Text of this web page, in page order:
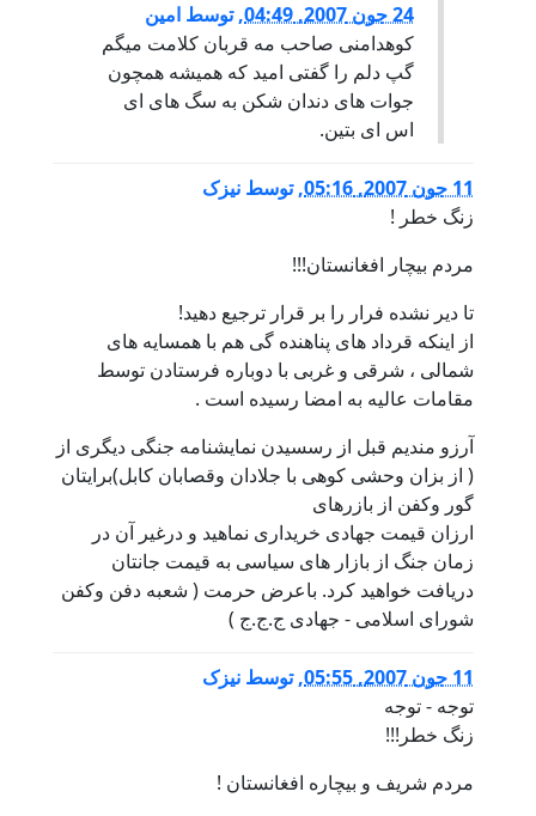
24 جون 2007, 04:49 ,توسط امین
کوهدامنی صاحب مه قربان کلامت میگم
گپ دلم را گفتی امید که همیشه همچون
جوات های دندان شکن به سگ های ای
اس ای بتین.
11 جون 2007, 05:16 ,توسط نيزک
زنگ خطر !
مردم بيچار افغانستان!!!
تا دير نشده فرار را بر قرار ترجيع دهيد!
از اينکه قرداد هاى پناهنده گى هم با همسايه هاى
شمالى ، شرقى و غربى با دوباره فرستادن توسط
مقامات عاليه به امضا رسيده است .
آرزو منديم قبل از رسسيدن نمايشنامه جنگى ديگرى از
( از بزان وحشى کوهى با جلادان وقصابان کابل)برايتان
گور وکفن از بازرهاى
ارزان قيمت جهادى خريدارى نماهيد و درغير آن در
زمان جنگ از بازار هاى سياسى به قيمت جانتان
دريافت خواهيد کرد. باعرض حرمت ( شعبه دفن وکفن
شوراى اسلامى - جهادى ج.ج.ج )
11 جون 2007, 05:55 ,توسط نيزک
توجه - توجه
زنگ خطر!!!
مردم شريف و بيچاره افغانستان !